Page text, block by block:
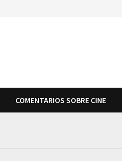
COMENTARIOS SOBRE CINE